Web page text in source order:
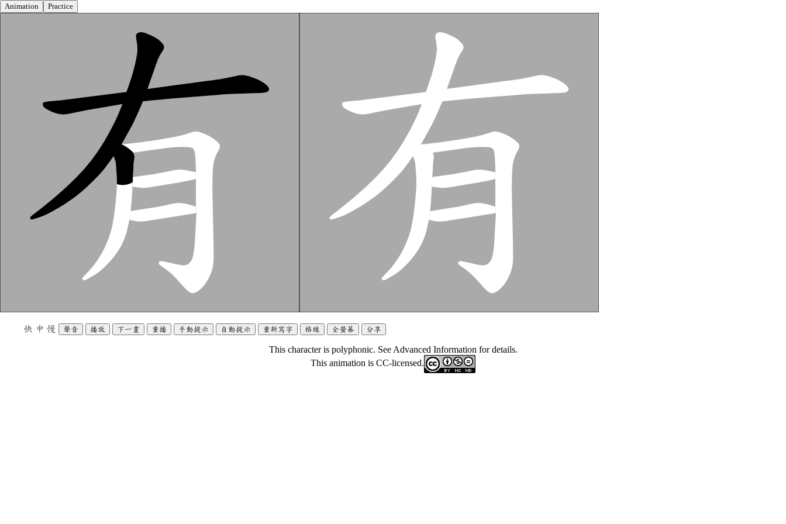
Animation Practice
快 中 慢 聲音 播放 下一畫 重播 手動提示 自動提示 重新寫字 格線 全螢幕 分享
This character is polyphonic. See Advanced Information for details.
This animation is CC-licensed.